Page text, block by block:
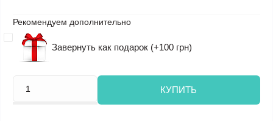
Рекомендуем дополнительно
Завернуть как подарок (+100 грн)
КУПИТЬ